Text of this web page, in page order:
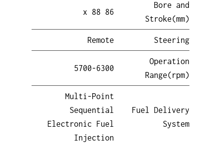
Bore and
Stroke(mm)
86 x 88
Steering
Remote
Operation
Range(rpm)
5700-6300
Fuel Delivery
System
Multi-Point
Sequential
Electronic Fuel
Injection